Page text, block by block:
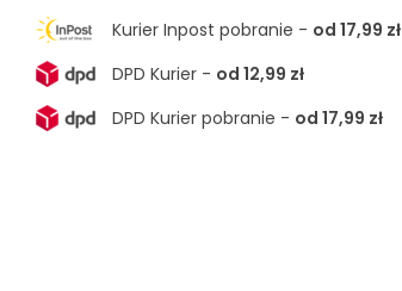
Kurier Inpost pobranie - od 17,99 zł
DPD Kurier - od 12,99 zł
DPD Kurier pobranie - od 17,99 zł